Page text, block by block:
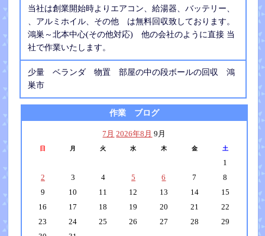
当社は創業開始時よりエアコン、給湯器、バッテリー、
、アルミホイル、その他 は無料回収致しております。
鴻巣～北本中心(その他対応) 他の会社のように直接 当
社で作業いたします。
少量 ベランダ 物置 部屋の中の段ボールの回収 鴻
巣市
作業 ブログ
7月 2026年8月 9月
日 月 火 水 木 金 土
1
2
3 4 5 6 7
8
9
10 11 12 13 14
15
16
17 18 19 20 21
22
23
24 25 26 27 28
29